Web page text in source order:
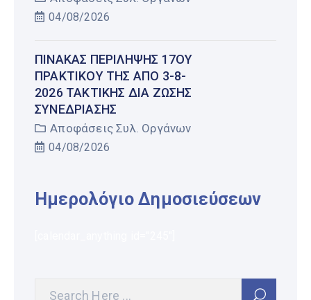
04/08/2026
ΠΊΝΑΚΑΣ ΠΕΡΊΛΗΨΗΣ 17ΟΥ
ΠΡΑΚΤΙΚΟΎ ΤΗΣ ΑΠΌ 3-8-
2026 ΤΑΚΤΙΚΉΣ ΔΙΑ ΖΏΣΗΣ
ΣΥΝΕΔΡΊΑΣΗΣ
Αποφάσεις Συλ. Οργάνων
04/08/2026
Ημερολόγιο Δημοσιεύσεων